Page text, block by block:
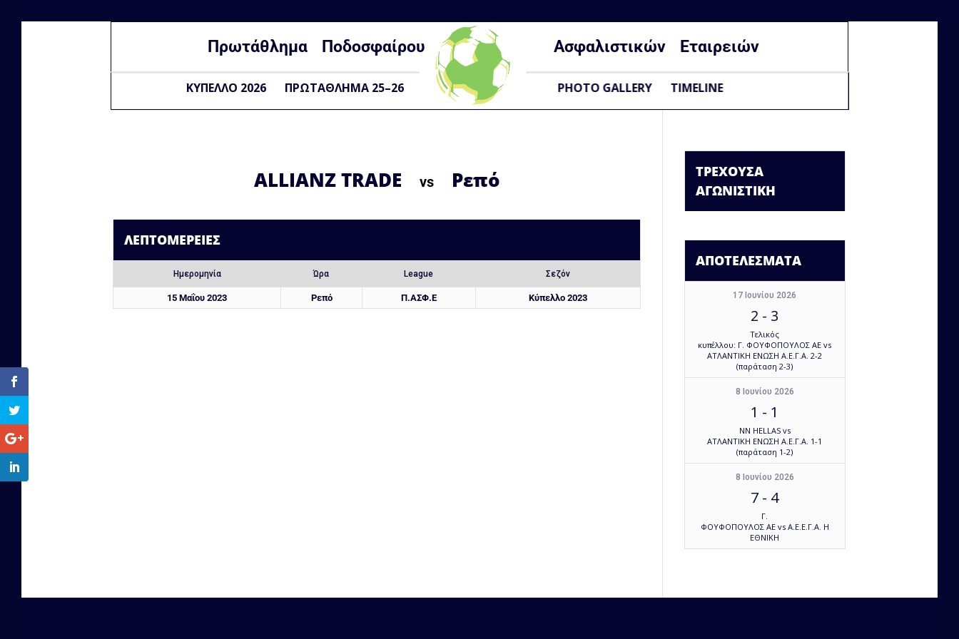
Πρωτάθλημα Ποδοσφαίρου Ασφαλιστικών Εταιρειών
ΚΥΠΕΛΛΟ 2026 ΠΡΩΤΑΘΛΗΜΑ 25–26 PHOTO GALLERY TIMELINE
ALLIANZ TRADE vs Ρεπό
ΛΕΠΤΟΜΈΡΕΙΕΣ
Ημερομηνία Ώρα League Σεζόν
15 Μαΐου 2023 Ρεπό Π.ΑΣΦ.Ε Κύπελλο 2023
ΤΡΕΧΟΥΣΑ
ΑΓΩΝΙΣΤΙΚΗ
ΑΠΟΤΕΛΕΣΜΑΤΑ
17 Ιουνίου 2026
2 - 3
Τελικός
κυπέλλου: Γ. ΦΟΥΦΟΠΟΥΛΟΣ ΑΕ vs
ΑΤΛΑΝΤΙΚΗ ΕΝΩΣΗ Α.Ε.Γ.Α. 2-2
(παράταση 2-3)
8 Ιουνίου 2026
1 - 1
NN HELLAS vs
ΑΤΛΑΝΤΙΚΗ ΕΝΩΣΗ Α.Ε.Γ.Α. 1-1
(παράταση 1-2)
8 Ιουνίου 2026
7 - 4
Γ.
ΦΟΥΦΟΠΟΥΛΟΣ ΑΕ vs Α.Ε.Ε.Γ.Α. Η
ΕΘΝΙΚΗ